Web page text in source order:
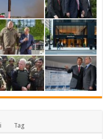
Tag